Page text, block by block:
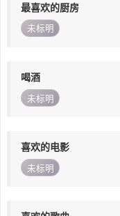
最喜欢的厨房
未标明
喝酒
未标明
喜欢的电影
未标明